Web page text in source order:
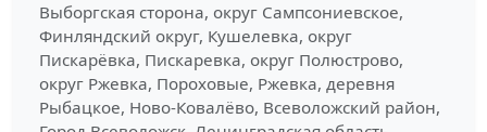
Выборгская сторона, округ Сампсониевское,
Финляндский округ, Кушелевка, округ
Пискарёвка, Пискаревка, округ Полюстрово,
округ Ржевка, Пороховые, Ржевка, деревня
Рыбацкое, Ново-Ковалёво, Всеволожский район,